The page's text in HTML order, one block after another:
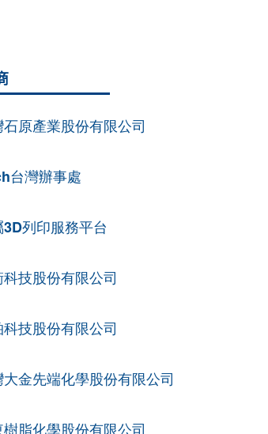
石原產業股份有限公司
台灣辦事處
列印服務平台
科技股份有限公司
技股份有限公司
大金先端化學股份有限公司
樹脂化學股份有限公司